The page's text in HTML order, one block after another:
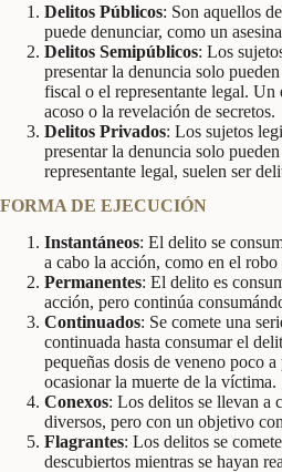
Delitos Públicos: Son aquellos
puede denunciar, como un
Delitos Semipúblicos: Los
presentar la denuncia solo
fiscal o el representante legal.
acoso o la revelación de secretos.
Delitos Privados: Los sujetos
presentar la denuncia solo
representante legal, suelen ser
FORMA DE EJECUCIÓN
Instantáneos: El delito se
a cabo la acción, como en el
Permanentes: El delito es
acción, pero continúa
Continuados: Se comete una
continuada hasta consumar el
pequeñas dosis de veneno poco
ocasionar la muerte de la víctima.
Conexos: Los delitos se llevan a
diversos, pero con un objetivo
Flagrantes: Los delitos se
descubiertos mientras se hayan